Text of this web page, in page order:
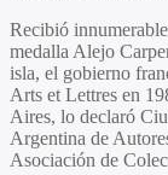
Recibió
medalla Alejo
isla, el gobierno
Arts et Lettres en
Aires, lo declaró
Argentina de
Asociación de